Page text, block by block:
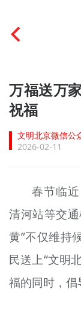
首页
文明创建
文明实践
未成年人思
榜样人物
身边好人
文明评论
万福送万
祝福
文明北京微信公
2026-02-11
春节临
清河站等交
黄”不仅维持
民送上“文明
福的同时，倡